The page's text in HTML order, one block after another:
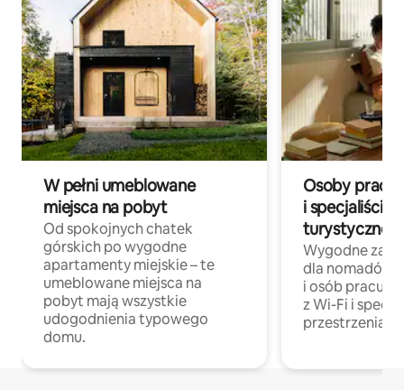
W pełni umeblowane
miejsca na pobyt
Od spokojnych chatek
górskich po wygodne
apartamenty miejskie – te
umeblowane miejsca na
pobyt mają wszystkie
udogodnienia typowego
domu.
Osoby
i specjaliści z
turystycznej
Wygodne
dla nomadów
i osób
z Wi-Fi i
przestrzenią